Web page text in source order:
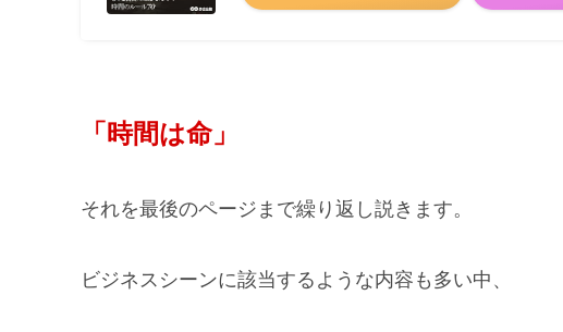
「時間は命」
それを最後のページまで繰り返し説きます。
ビジネスシーンに該当するような内容も多い中、